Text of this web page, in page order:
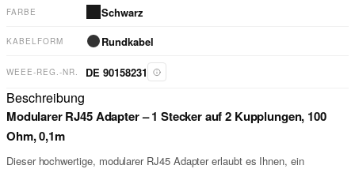
FARBE Schwarz
KABELFORM Rundkabel
WEEE-REG.-NR. DE 90158231
Beschreibung
Modularer RJ45 Adapter – 1 Stecker auf 2 Kupplungen, 100
Ohm, 0,1m
Dieser hochwertige, modularer RJ45 Adapter erlaubt es Ihnen, ein